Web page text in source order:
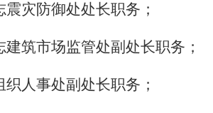
灾防御处处长职务；
筑市场监管处副处长职务；
人事处副处长职务；